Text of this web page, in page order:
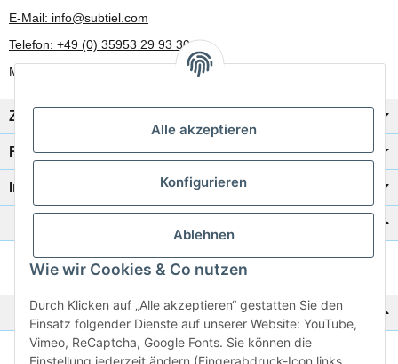
Alle akzeptieren
Konfigurieren
Ablehnen
Wie wir Cookies & Co nutzen
Durch Klicken auf „Alle akzeptieren“ gestatten Sie den
Einsatz folgender Dienste auf unserer Website: YouTube,
Vimeo, ReCaptcha, Google Fonts. Sie können die
Einstellung jederzeit ändern (Fingerabdruck-Icon links
E-Mail: info@subtiel.com
Telefon: +49 (0) 35953 29 93 30
Mo-Fr: 8:00 Uhr - 17:00 Uhr
Zahlung/Versand
Rechtliches
Informationen
Zur Schnellbestellung
Noch kein Katalog?
Preisliste anschauen